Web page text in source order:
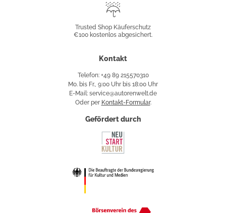
Käuferschutz
Trusted Shop Käuferschutz
€100 kostenlos abgesichert.
Kontakt
Telefon: +49 89 215570310
Mo. bis Fr., 9:00 Uhr bis 18:00 Uhr
E-Mail: service@autorenwelt.de
Oder per Kontakt-Formular.
Gefördert durch